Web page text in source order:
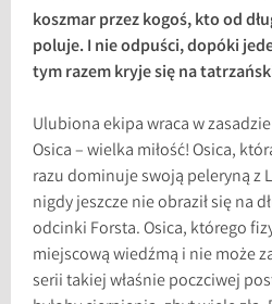
koszmar przez kogoś, kto od
poluje. I nie odpuści, dopóki
tym razem kryje się na
Ulubiona ekipa wraca w
Osica – wielka miłość! Osica,
razu dominuje swoją peleryną z
nigdy jeszcze nie obraził się na
odcinki Forsta. Osica, którego
miejscową wiedźmą i nie może
serii takiej właśnie poczciwej